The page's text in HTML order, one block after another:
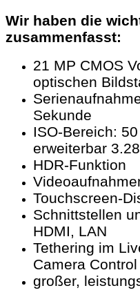
Wir haben die
zusammenfasst:
21 MP CMOS
optischen
Sekunde
ISO-Bereich:
erweiterbar
HDR-Funktion
Touchscreen-
Schnittstellen
HDMI, LAN
Tethering im
Camera
großer,